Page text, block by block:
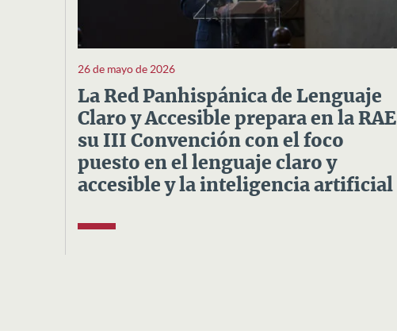
26 de mayo de 2026
La Red Panhispánica de Lenguaje
Claro y Accesible prepara en la RAE
su III Convención con el foco
puesto en el lenguaje claro y
accesible y la inteligencia artificial